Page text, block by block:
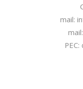
mail: